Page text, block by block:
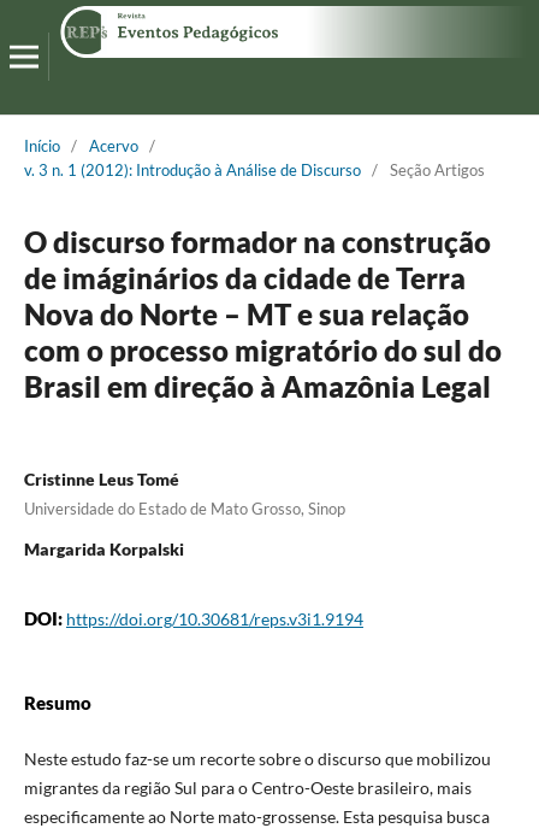
Início / Acervo /
v. 3 n. 1 (2012): Introdução à Análise de Discurso / Seção Artigos
O discurso formador na construção
de imáginários da cidade de Terra
Nova do Norte – MT e sua relação
com o processo migratório do sul do
Brasil em direção à Amazônia Legal
Cristinne Leus Tomé
Universidade do Estado de Mato Grosso, Sinop
Margarida Korpalski
DOI: https://doi.org/10.30681/reps.v3i1.9194
Resumo
Neste estudo faz-se um recorte sobre o discurso que mobilizou
migrantes da região Sul para o Centro-Oeste brasileiro, mais
especificamente ao Norte mato-grossense. Esta pesquisa busca